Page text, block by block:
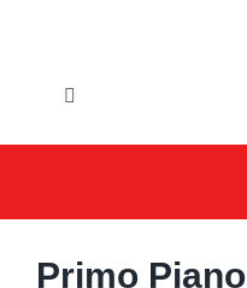
Toggle
IL COMUNE
Primo Piano